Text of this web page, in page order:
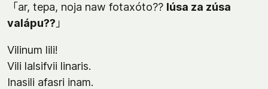
「ar, tepa, noja naw fotaxóto?? lúsa za zúsa
valápu?? 」
Vilinum lili!
Vili lalsifvii linaris.
Inasili afasri inam.